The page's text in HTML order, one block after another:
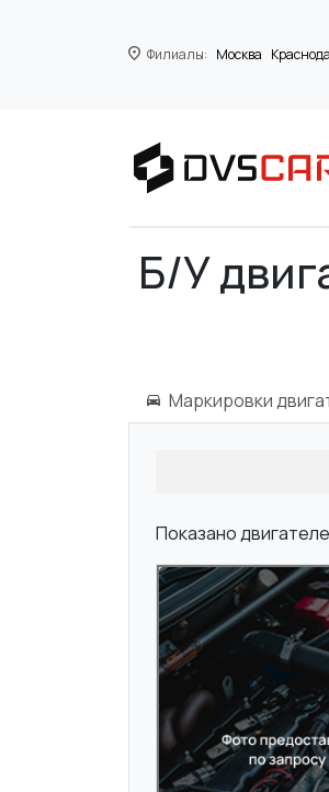
Филиалы: Москва
Главная
Б/У
Маркировки
Показано